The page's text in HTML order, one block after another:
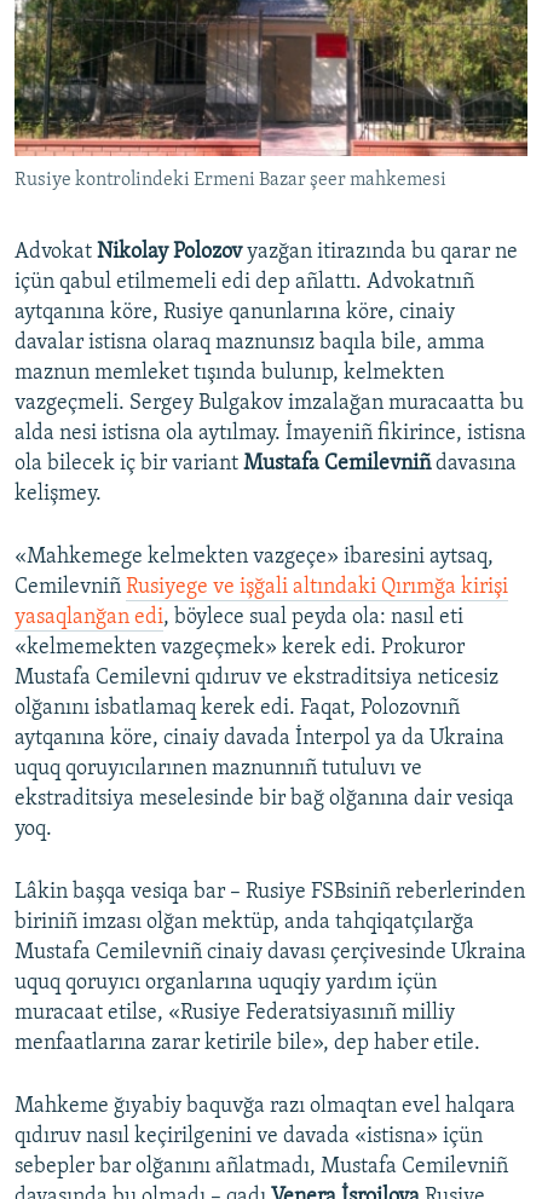
Rusiye kontrolindeki Ermeni Bazar şeer mahkemesi
Advokat Nikolay Polozovyazğan itirazında bu qarar ne
içün qabul etilmemeli edi dep añlattı. Advokatnıñ
aytqanına köre, Rusiye qanunlarına köre, cinaiy
davalar istisna olaraq maznunsız baqıla bile, amma
maznun memleket tışında bulunıp, kelmekten
vazgeçmeli. Sergey Bulgakov imzalağan muracaatta bu
alda nesi istisna ola aytılmay. İmayeniñ fikirince, istisna
ola bilecek iç bir variant Mustafa Cemilevniñdavasına
kelişmey.
«Mahkemege kelmekten vazgeçe» ibaresini aytsaq,
Cemilevniñ Rusiyege ve işğali altındaki Qırımğa kirişi
yasaqlanğan edi, böylece sual peyda ola: nasıl eti
«kelmemekten vazgeçmek» kerek edi. Prokuror
Mustafa Cemilevni qıdıruv ve ekstraditsiya neticesiz
olğanını isbatlamaq kerek edi. Faqat, Polozovnıñ
aytqanına köre, cinaiy davada İnterpol ya da Ukraina
uquq qoruyıcılarınen maznunnıñ tutuluvı ve
ekstraditsiya meselesinde bir bağ olğanına dair vesiqa
yoq.
Lâkin başqa vesiqa bar – Rusiye FSBsiniñ reberlerinden
biriniñ imzası olğan mektüp, anda tahqiqatçılarğa
Mustafa Cemilevniñ cinaiy davası çerçivesinde Ukraina
uquq qoruyıcı organlarına uquqiy yardım içün
muracaat etilse, «Rusiye Federatsiyasınıñ milliy
menfaatlarına zarar ketirile bile», dep haber etile.
Mahkeme ğıyabiy baquvğa razı olmaqtan evel halqara
qıdıruv nasıl keçirilgenini ve davada «istisna» içün
sebepler bar olğanını añlatmadı, Mustafa Cemilevniñ